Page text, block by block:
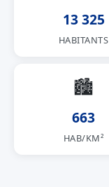
13 325
HABITANTS
🏙
663
HAB/KM²